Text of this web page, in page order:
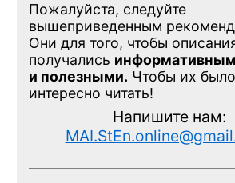
Пожалуйста, следуйте
вышеприведенным
Они для того, чтобы
получались
и полезными. Чтобы их было
интересно читать!
Напишите нам: